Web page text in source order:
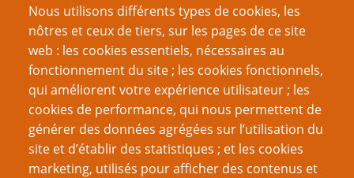
Nous utilisons différents types de cookies, les
nôtres et ceux de tiers, sur les pages de ce site
web : les cookies essentiels, nécessaires au
fonctionnement du site ; les cookies fonctionnels,
qui améliorent votre expérience utilisateur ; les
cookies de performance, qui nous permettent de
générer des données agrégées sur l’utilisation du
site et d’établir des statistiques ; et les cookies
marketing, utilisés pour afficher des contenus et
Une barrière en haut, des ambulances en bas
Une sacrée bonne idée : les Feuilles de Savoirs
Critique de My Life with Master
Cinq choses qu’un rôliste peut apprendre de “Orgueil
et Préjugés”
Probablement des zombies : un jeu de rôle sur la
conscience et les ambiguïtés morales
Pagination
Page
‹‹ 5
Page
››